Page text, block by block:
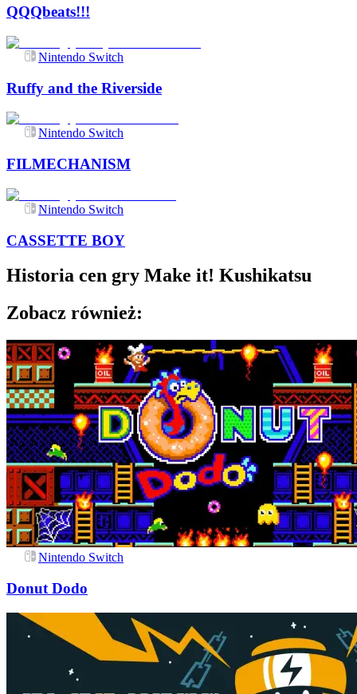
QQQbeats!!!
Nintendo Switch
Ruffy and the Riverside
Nintendo Switch
FILMECHANISM
Nintendo Switch
CASSETTE BOY
Historia cen gry Make it! Kushikatsu
Zobacz również:
Nintendo Switch
Donut Dodo